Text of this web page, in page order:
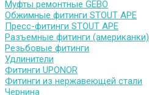
Муфты ремонтные GEBO
Обжимные фитинги STOUT APE
Пресс-фитинги STOUT APE
Разъемные фитинги (американки)
Резьбовые фитинги
Удлинители
Фитинги UPONOR
Фитинги из нержавеющей стали
Чернина